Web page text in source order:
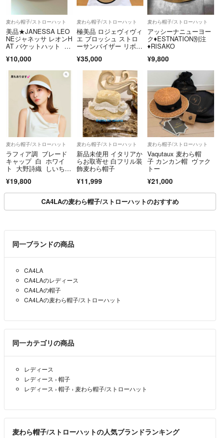
麦わら帽子/ストローハット
美品★JANESSA LEO
NEジャネッサ レオンH
AT バケットハット 麦
¥10,000
麦わら帽子/ストローハット
極美品 ロジェヴィヴィ
エ ブロッシュ ストロ
ーサンバイザー リボン
¥35,000
麦わら帽子/ストローハット
アッシーナニューヨー
ク♦︎ESTNATION別注
♦︎RISAKO
¥9,800
麦わら帽子/ストローハット
ラフィア調 ブレード
キャップ 白 ホワイ
ト 大野詩織 しいちゃ
品 ブラックもありま
す
¥19,800
麦わら帽子/ストローハット
新品未使用 イタリアか
らお取寄せ 白フリル装
飾麦わら帽子
¥11,999
麦わら帽子/ストローハット
Vaqutaux 麦わら帽
子 カンカン帽 ヴァク
トー
¥21,000
CA4LAの麦わら帽子/ストローハットのおすすめ
同一ブランドの商品
CA4LA
CA4LAのレディース
CA4LAの帽子
CA4LAの麦わら帽子/ストローハット
同一カテゴリの商品
レディース
レディース › 帽子
レディース › 帽子 › 麦わら帽子/ストローハット
麦わら帽子/ストローハットの人気ブランドランキング